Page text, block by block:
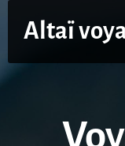
Altaï